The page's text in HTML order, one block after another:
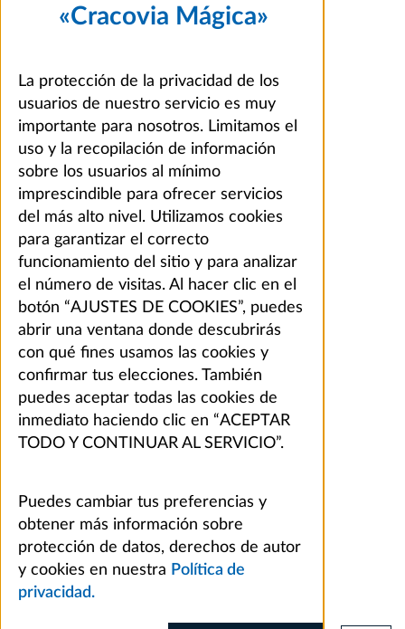
«Cracovia Mágica»
La protección de la privacidad de los
usuarios de nuestro servicio es muy
importante para nosotros. Limitamos el
uso y la recopilación de información
sobre los usuarios al mínimo
imprescindible para ofrecer servicios
del más alto nivel. Utilizamos cookies
para garantizar el correcto
funcionamiento del sitio y para analizar
el número de visitas. Al hacer clic en el
botón “AJUSTES DE COOKIES”, puedes
abrir una ventana donde descubrirás
con qué fines usamos las cookies y
confirmar tus elecciones. También
puedes aceptar todas las cookies de
inmediato haciendo clic en “ACEPTAR
TODO Y CONTINUAR AL SERVICIO”.
Puedes cambiar tus preferencias y
obtener más información sobre
protección de datos, derechos de autor
y cookies en nuestra Política de
privacidad.